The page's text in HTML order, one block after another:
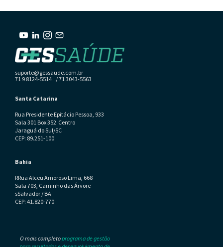
suporte@gessaude.com.br
71 9 8124-5514 / 71 3043-5563
Santa Catarina
Rua Presidente Epitácio Pessoa, 933
Sala 301 Box 352 Centro
Jaraguá do Sul/SC
CEP: 89.251-100
Bahia
RRua Alceu Amoroso Lima, 668
Sala 703, Caminho das Árvore
sSalvador / BA
CEP: 41.820-770
O mais completoprograma de gestão